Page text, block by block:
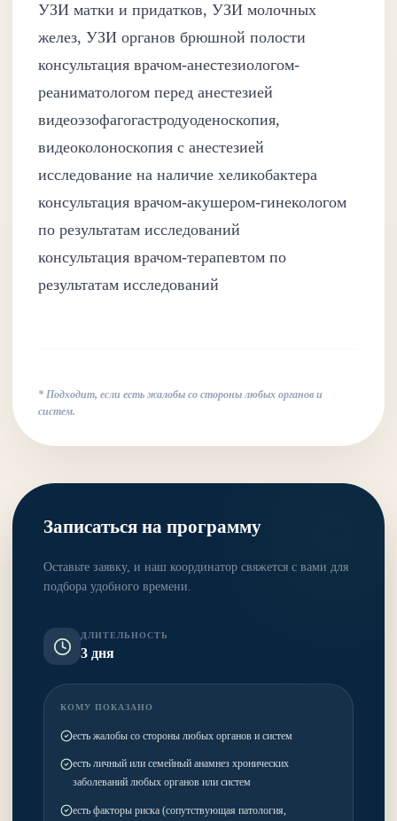
УЗИ матки и придатков, УЗИ молочных
желез, УЗИ органов брюшной полости
консультация врачом-анестезиологом-
реаниматологом перед анестезией
видеоэзофагогастродуоденоскопия,
видеоколоноскопия с анестезией
исследование на наличие хеликобактера
консультация врачом-акушером-гинекологом
по результатам исследований
консультация врачом-терапевтом по
результатам исследований
* Подходит, если есть жалобы со стороны любых органов и
систем.
Записаться на программу
Оставьте заявку, и наш координатор свяжется с вами для
подбора удобного времени.
ДЛИТЕЛЬНОСТЬ
3 дня
КОМУ ПОКАЗАНО
есть жалобы со стороны любых органов и систем
есть личный или семейный анамнез хронических
заболеваний любых органов или систем
есть факторы риска (сопутствующая патология,